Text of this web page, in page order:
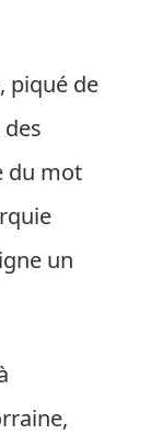
piqué de
du mot
un